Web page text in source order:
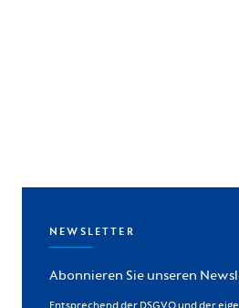
NEWSLETTER
Abonnieren Sie unseren
Entsprechend der DSGVO und der